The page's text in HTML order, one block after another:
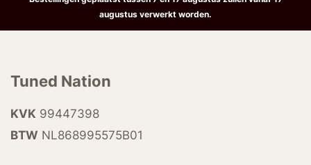
augustus verwerkt worden.
Tuned Nation
KVK 99447398
BTW NL868995575B01